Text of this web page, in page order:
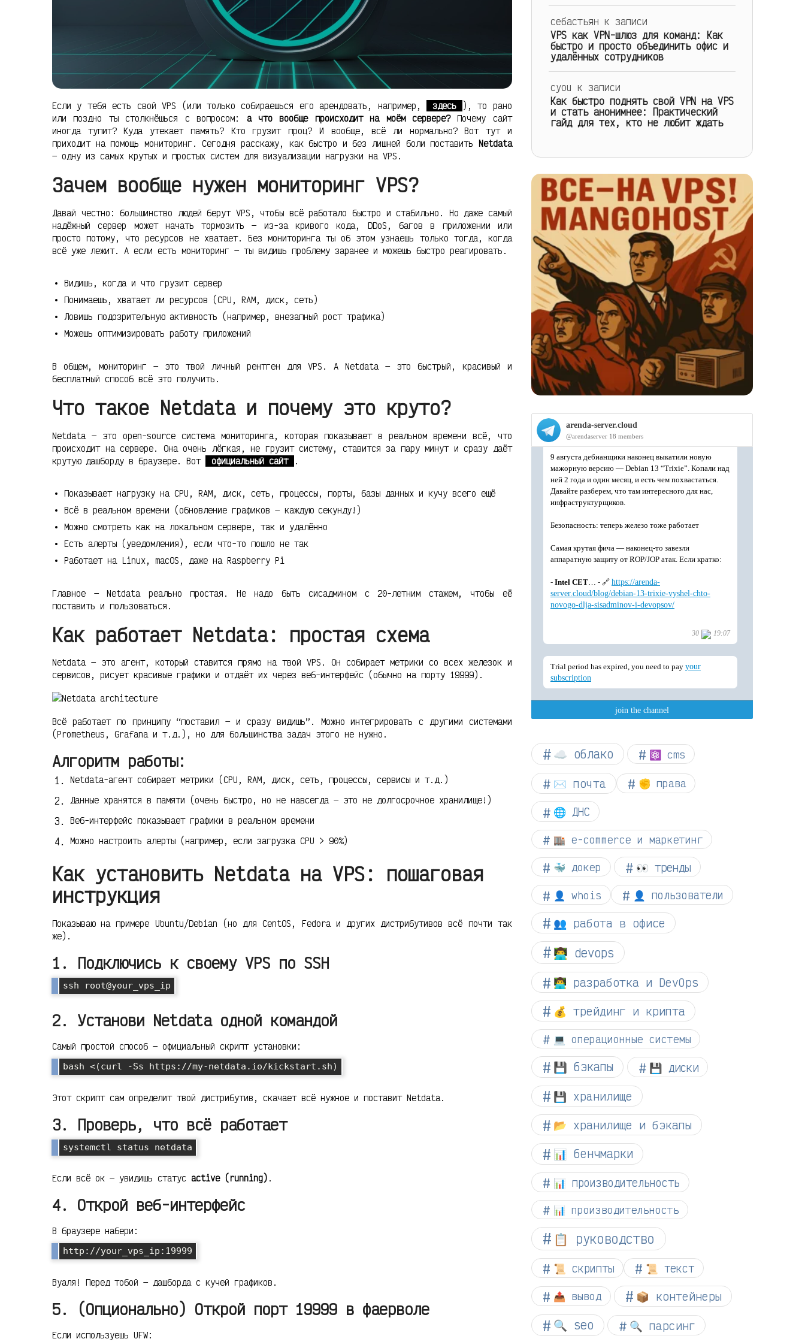
Если у тебя есть свой VPS (или только собираешься его арендовать, например, здесь
), то рано
или поздно ты столкнёшься с вопросом: а что вообще происходит на моём сервере?Почему сайт
иногда тупит? Куда утекает память? Кто грузит проц? И вообще, всё ли нормально? Вот тут и
приходит на помощь мониторинг. Сегодня расскажу, как быстро и без лишней боли поставить Netdata
— одну из самых крутых и простых систем для визуализации нагрузки на VPS.
Зачем вообще нужен мониторинг VPS?
Давай честно: большинство людей берут VPS, чтобы всё работало быстро и стабильно. Но даже самый
надёжный сервер может начать тормозить — из-за кривого кода, DDoS, багов в приложении или
просто потому, что ресурсов не хватает. Без мониторинга ты об этом узнаешь только тогда, когда
всё уже лежит. А если есть мониторинг — ты видишь проблему заранее и можешь быстро реагировать.
Видишь, когда и что грузит сервер
Понимаешь, хватает ли ресурсов (CPU, RAM, диск, сеть)
Ловишь подозрительную активность (например, внезапный рост трафика)
Можешь оптимизировать работу приложений
В общем, мониторинг — это твой личный рентген для VPS. А Netdata — это быстрый, красивый и
бесплатный способ всё это получить.
Что такое Netdata и почему это круто?
Netdata — это open-source система мониторинга, которая показывает в реальном времени всё, что
происходит на сервере. Она очень лёгкая, не грузит систему, ставится за пару минут и сразу даёт
крутую дашборду в браузере. Вот
официальный сайт .
Показывает нагрузку на CPU, RAM, диск, сеть, процессы, порты, базы данных и кучу всего ещё
Всё в реальном времени (обновление графиков — каждую секунду!)
Можно смотреть как на локальном сервере, так и удалённо
Есть алерты (уведомления), если что-то пошло не так
Работает на Linux, macOS, даже на Raspberry Pi
Главное — Netdata реально простая. Не надо быть сисадмином с 20-летним стажем, чтобы её
поставить и пользоваться.
Как работает Netdata: простая схема
Netdata — это агент, который ставится прямо на твой VPS. Он собирает метрики со всех железок и
сервисов, рисует красивые графики и отдаёт их через веб-интерфейс (обычно на порту 19999).
Всё работает по принципу “поставил — и сразу видишь”. Можно интегрировать с другими системами
(Prometheus, Grafana и т.д.), но для большинства задач этого не нужно.
Алгоритм работы:
Netdata-агент собирает метрики (CPU, RAM, диск, сеть, процессы, сервисы и т.д.)
Данные хранятся в памяти (очень быстро, но не навсегда — это не долгосрочное хранилище!)
Веб-интерфейс показывает графики в реальном времени
Можно настроить алерты (например, если загрузка CPU > 90%)
Как установить Netdata на VPS: пошаговая
инструкция
Показываю на примере Ubuntu/Debian (но для CentOS, Fedora и других дистрибутивов всё почти так
же).
1. Подключись к своему VPS по SSH
ssh root@your_vps_ip
2. Установи Netdata одной командой
Самый простой способ — официальный скрипт установки:
bash <(curl -Ss https://my-netdata.io/kickstart.sh)
Этот скрипт сам определит твой дистрибутив, скачает всё нужное и поставит Netdata.
3. Проверь, что всё работает
systemctl status netdata
Если всё ок — увидишь статус active (running) .
4. Открой веб-интерфейс
В браузере набери:
http://your_vps_ip:19999
Вуаля! Перед тобой — дашборда с кучей графиков.
5. (Опционально) Открой порт 19999 в фаерволе
Если используешь UFW:
себастьян к записи
VPS как VPN-шлюз для команд: Как
быстро и просто объединить офис и
удалённых сотрудников
cyou к записи
Как быстро поднять свой VPN на VPS
и стать анонимнее: Практический
гайд для тех, кто не любит ждать
☁︎ облако ⚛ cms
✉️ почта ✊ права
🌐 ДНС
🏬 e-commerce и маркетинг
🐳 докер 👀 тренды
👤 whois 👤 пользователи
👥 работа в офисе
👨‍💻 devops
👨‍💻 разработка и DevOps
💰 трейдинг и крипта
💻 операционные системы
💾 бэкапы 💾 диски
💾 хранилище
📂 хранилище и бэкапы
📊 бенчмарки
📊 производительность
📊 производительность
📋 руководство
📜 скрипты 📜 текст
📤 вывод 📦 контейнеры
🔍 seo 🔍 парсинг